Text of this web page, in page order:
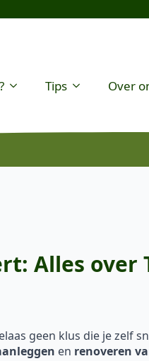
Tips Over
Alles
geen klus die je zelf
en renoveren